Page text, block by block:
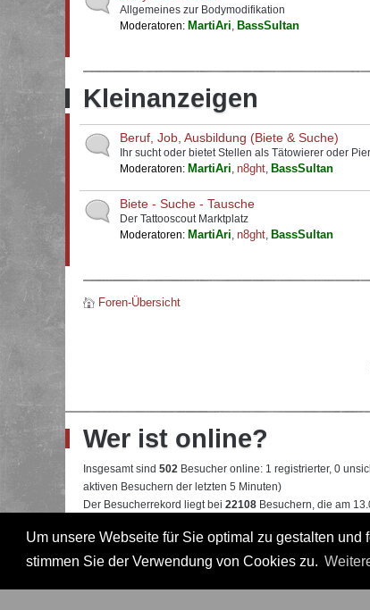
Um unsere Webseite für Sie optimal zu gestalten
stimmen Sie der Verwendung von Cookies zu.
Allgemeines zur Bodymodifikation
Moderatoren: MartiAri, BassSultan
Kleinanzeigen
Beruf, Job, Ausbildung (Biete & Suche)
Ihr sucht oder bietet Stellen als Tätowierer oder
Moderatoren: MartiAri, n8ght, BassSultan
Biete - Suche - Tausche
Der Tattooscout Marktplatz
Moderatoren: MartiAri, n8ght, BassSultan
Foren-Übersicht
Wer ist online?
Insgesamt sind 502 Besucher online: 1 registrierter, 0
aktiven Besuchern der letzten 5 Minuten)
Der Besucherrekord liegt bei 22108 Besuchern, die am
Mitglieder:Google [Bot]
Legende: Administrator,Moderator,Professional